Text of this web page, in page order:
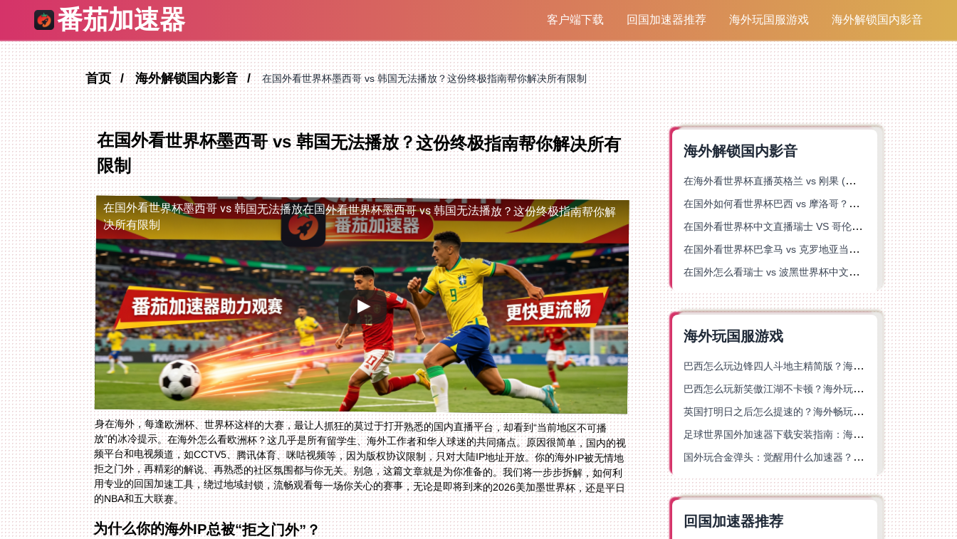
番茄加速器 客户端下载 回国加速器推荐 海外玩国服游戏 海外解锁国内影音
首页 海外解锁国内影音 在国外看世界杯墨西哥 vs 韩国无法播放？这份终极指南帮你解决所有限制
在国外看世界杯墨西哥 vs 韩国无法播放？这份终极指南帮你解决所有
限制
在国外看世界杯墨西哥 vs 韩国无法播放在国外看世界杯墨西哥 vs 韩国无法播放？这份终极指南帮你解
决所有限制
身在海外，每逢欧洲杯、世界杯这样的大赛，最让人抓狂的莫过于打开熟悉的国内直播平台，却看到“当前地区不可播
放”的冰冷提示。在海外怎么看欧洲杯？这几乎是所有留学生、海外工作者和华人球迷的共同痛点。原因很简单，国内的视
频平台和电视频道，如CCTV5、腾讯体育、咪咕视频等，因为版权协议限制，只对大陆IP地址开放。你的海外IP被无情地
拒之门外，再精彩的解说、再熟悉的社区氛围都与你无关。别急，这篇文章就是为你准备的。我们将一步步拆解，如何利
用专业的回国加速工具，绕过地域封锁，流畅观看每一场你关心的赛事，无论是即将到来的2026美加墨世界杯，还是平日
的NBA和五大联赛。
为什么你的海外IP总被“拒之门外”？
海外解锁国内影音
在海外看世界杯直播英格兰 vs 刚果 (金)当前地区不可播放？这篇指南帮你突破所有限制
在国外如何看世界杯巴西 vs 摩洛哥？海外党专属体育观赛指南来了
在国外看世界杯中文直播瑞士 VS 哥伦比亚当前地区不可播放？这篇指南帮你搞定
在国外看世界杯巴拿马 vs 克罗地亚当前地区不可播放？这篇指南帮你轻松解决海外体育直播难题
在国外怎么看瑞士 vs 波黑世界杯中文解说？这篇指南帮你搞定所有地区限制问题
海外玩国服游戏
巴西怎么玩边锋四人斗地主精简版？海外游戏党的加速器终极选择
巴西怎么玩新笑傲江湖不卡顿？海外玩家国服游戏加速终极指南（附猫和老鼠一梦江湖实测）
英国打明日之后怎么提速的？海外畅玩国服游戏终极指南
足球世界国外加速器下载安装指南：海外党畅玩国服游戏的终极解决方案
国外玩合金弹头：觉醒用什么加速器？一份写给海外游子的畅玩指南
回国加速器推荐